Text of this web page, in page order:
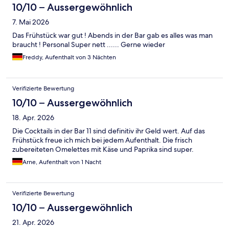
10/10 – Aussergewöhnlich
7. Mai 2026
Das Frühstück war gut ! Abends in der Bar gab es alles was man
braucht ! Personal Super nett ...... Gerne wieder
Freddy, Aufenthalt von 3 Nächten
Verifizierte Bewertung
10/10 – Aussergewöhnlich
18. Apr. 2026
Die Cocktails in der Bar 11 sind definitiv ihr Geld wert. Auf das
Frühstück freue ich mich bei jedem Aufenthalt. Die frisch
zubereiteten Omelettes mit Käse und Paprika sind super.
Arne, Aufenthalt von 1 Nacht
Verifizierte Bewertung
10/10 – Aussergewöhnlich
21. Apr. 2026